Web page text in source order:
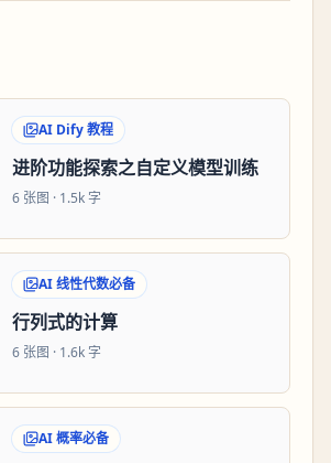
AI Dify 教程
进阶功能探索之自定义模型训练
6 张图 · 1.5k 字
AI 线性代数必备
行列式的计算
6 张图 · 1.6k 字
AI 概率必备